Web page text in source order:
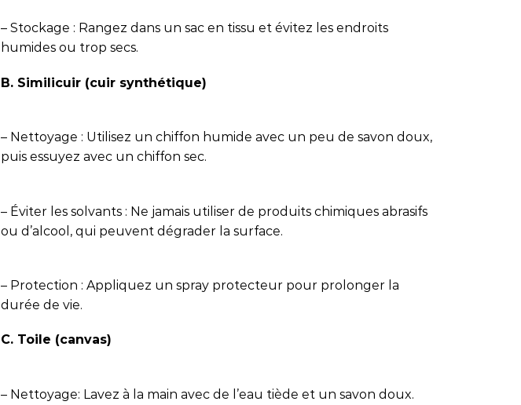
– Stockage : Rangez dans un sac en tissu et évitez les endroits
humides ou trop secs.
B. Similicuir (cuir synthétique)
– Nettoyage : Utilisez un chiffon humide avec un peu de savon doux,
puis essuyez avec un chiffon sec.
– Éviter les solvants : Ne jamais utiliser de produits chimiques abrasifs
ou d’alcool, qui peuvent dégrader la surface.
– Protection : Appliquez un spray protecteur pour prolonger la
durée de vie.
C. Toile (canvas)
– Nettoyage: Lavez à la main avec de l’eau tiède et un savon doux.